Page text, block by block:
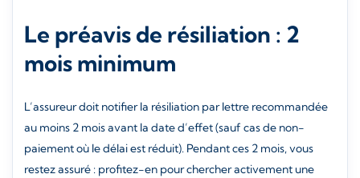
Le préavis de résiliation : 2
mois minimum
L’assureur doit notifier la résiliation par lettre recommandée
au moins 2 mois avant la date d’effet (sauf cas de non-
paiement où le délai est réduit). Pendant ces 2 mois, vous
restez assuré : profitez-en pour chercher activement une